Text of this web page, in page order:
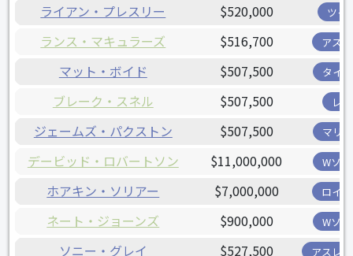
ライアン・プレスリー $520,000 ツイ
ランス・マキュラーズ $516,700 アス
マット・ボイド $507,500 タイ
ブレーク・スネル $507,500 レ
ジェームズ・パクストン $507,500 マリ
デービッド・ロバートソン $11,000,000 Wソ
ホアキン・ソリアー $7,000,000 ロイ
ネート・ジョーンズ $900,000 Wソ
ソニー・グレイ $527,500 アスレ